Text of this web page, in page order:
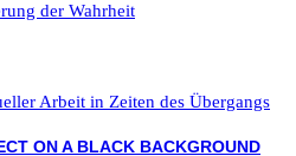
der Wahrheit
Arbeit in Zeiten des Übergangs